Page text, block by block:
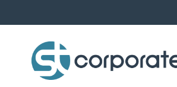
to
content